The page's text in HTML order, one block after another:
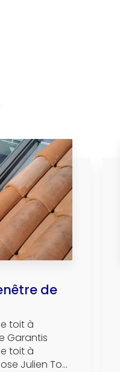
de
toit à
Garantis
toit à
Julien To...